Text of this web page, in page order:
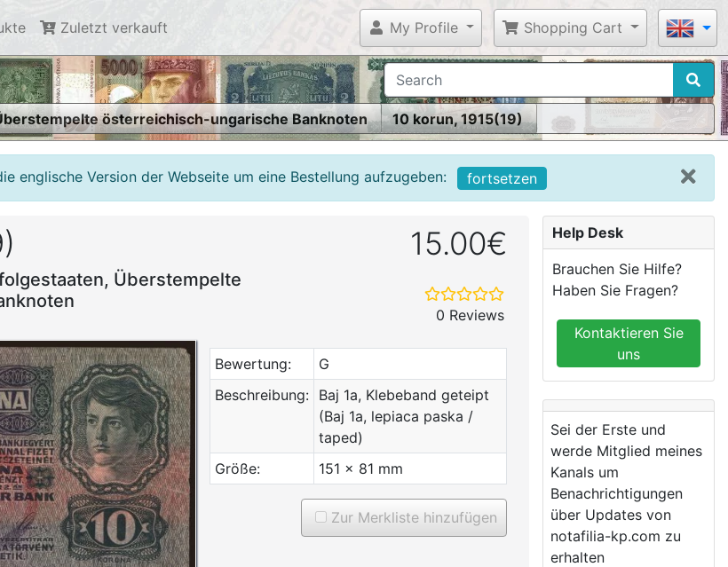
Zuletzt verkauft My Profile Shopping Cart
österreichisch-ungarische Banknoten 10 korun, 1915(19)
englische Version der Webseite um eine Bestellung aufzugeben: fortsetzen
Überstempelte
15.00€
0 Reviews
Bewertung:
G
Beschreibung: Baj 1a, Klebeband geteipt
(Baj 1a, lepiaca paska /
taped)
Größe:
151 x 81 mm
Zur Merkliste hinzufügen
Help Desk
Brauchen Sie Hilfe?
Haben Sie Fragen?
Kontaktieren Sie
uns
Sei der Erste und
werde Mitglied meines
Kanals um
Benachrichtigungen
über Updates von
notafilia-kp.com zu
erhalten